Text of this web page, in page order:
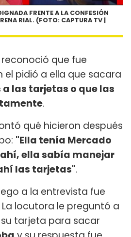
FRENTE A LA CONFESIÓN
RIAL. (FOTO: CAPTURA TV |
que fue
el pidió a ella que sacara
las tarjetas o que las
.
qué hicieron después
"Ella tenía Mercado
ella sabía manejar
las tarjetas".
a la entrevista fue
La locutora le preguntó a
tarjeta para sacar